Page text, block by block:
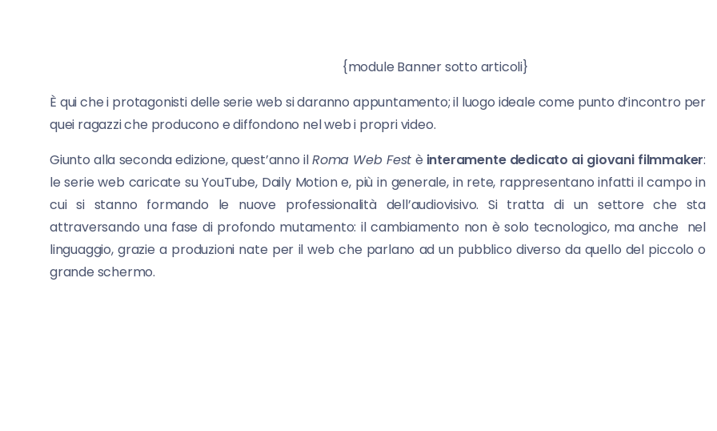
{module Banner sotto articoli}
È qui che i protagonisti delle serie web si daranno appuntamento; il luogo ideale come punto d’incontro per
quei ragazzi che producono e diffondono nel web i propri video.
Giunto alla seconda edizione, quest’anno ilRoma Web Fest è interamente dedicato ai giovani filmmaker:
le serie web caricate su YouTube, Daily Motion e, più in generale, in rete, rappresentano infatti il campo in
cui si stanno formando le nuove professionalità dell’audiovisivo. Si tratta di un settore che sta
attraversando una fase di profondo mutamento: il cambiamento non è solo tecnologico, ma anche nel
linguaggio, grazie a produzioni nate per il web che parlano ad un pubblico diverso da quello del piccolo o
grande schermo.